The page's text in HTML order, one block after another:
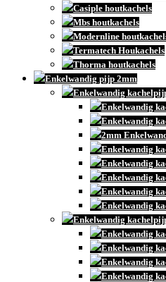
Casiple houtkachels
Mbs houtkachels
Modernline
Termatech Houkachels
Thorma houtkachels
Enkelwandig pijp 2mm
Enkelwandig
Enkelwandig
Enkelwandig
2mm
Enkelwandig
Enkelwandig
Enkelwandig
Enkelwandig
Enkelwandig
Enkelwandig
Enkelwandig
Enkelwandig
Enkelwandig
Enkelwandig